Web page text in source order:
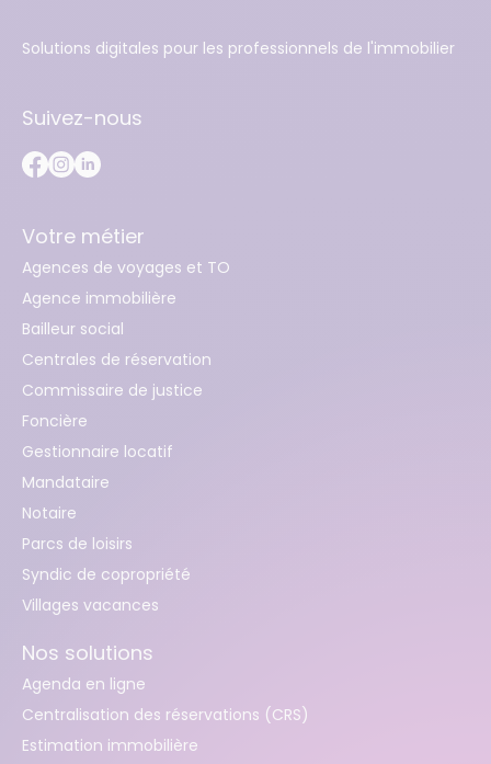
Solutions digitales pour les professionnels de l'immobilier
Suivez-nous
Votre métier
Agences de voyages et TO
Agence immobilière
Bailleur social
Centrales de réservation
Commissaire de justice
Foncière
Gestionnaire locatif
Mandataire
Notaire
Parcs de loisirs
Syndic de copropriété
Villages vacances
Nos solutions
Agenda en ligne
Centralisation des réservations (CRS)
Estimation immobilière